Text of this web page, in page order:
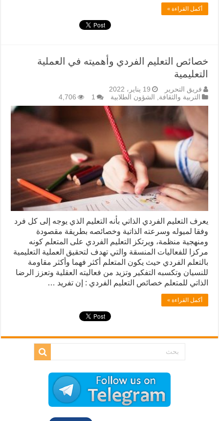
أكمل القراءة »
خصائص التعليم الفردي وأهميته في العملية
التعليمية
فريق التحرير
19 يناير، 2022
التربية والثقافة
الشؤون الطلابية 1
4,706
يعرف التعليم الفردي الذاتي بأنه التعليم الذي يوجه إلى كل فرد
وفقا لميوله وسرعته الذاتية وخصائصه بطريقة مقصودة
ومنهجية منظمة، ويرتكز التعليم الفردي على المتعلم كونه
مركزا للفعاليات المنسقة والتي تهدف لتحقيق العملية التعليمية
بالتعلم الفردي حيث يكون المتعلم أكثر فهما وأكثر مقاومة
للنسيان وتكسبه التفكير وتزيد من فعاليته العقلية وتعزز الرضا
الذاتي للمتعلم خصائص التعليم الفردي : إن تفريد …
أكمل القراءة »